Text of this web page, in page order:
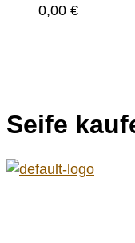
0,00 €
Seife